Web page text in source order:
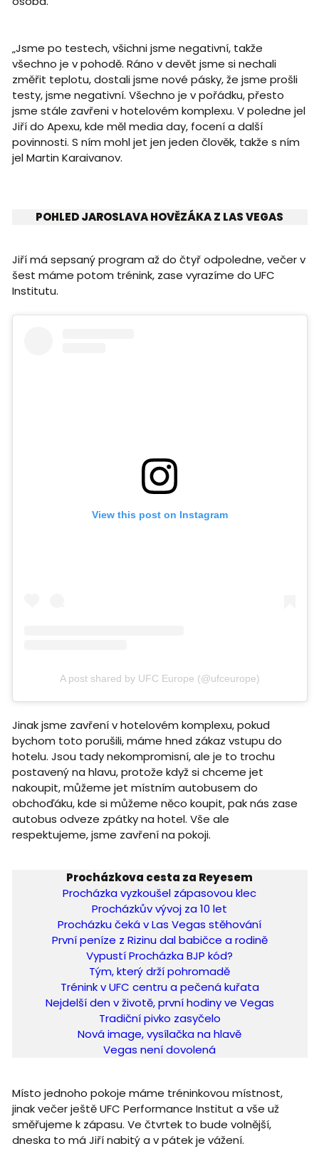
„Jsme po testech, všichni jsme negativní, takže
všechno je v pohodě. Ráno v devět jsme si nechali
změřit teplotu, dostali jsme nové pásky, že jsme prošli
testy, jsme negativní. Všechno je v pořádku, přesto
jsme stále zavřeni v hotelovém komplexu. V poledne jel
Jiří do Apexu, kde měl media day, focení a další
povinnosti. S ním mohl jet jen jeden člověk, takže s ním
jel Martin Karaivanov.
POHLED JAROSLAVA HOVĚZÁKA Z LAS VEGAS
Jiří má sepsaný program až do čtyř odpoledne, večer v
šest máme potom trénink, zase vyrazíme do UFC
Institutu.
View this post on Instagram
A post shared by UFC Europe (@ufceurope)
Jinak jsme zavření v hotelovém komplexu, pokud
bychom toto porušili, máme hned zákaz vstupu do
hotelu. Jsou tady nekompromisní, ale je to trochu
postavený na hlavu, protože když si chceme jet
nakoupit, můžeme jet místním autobusem do
obchoďáku, kde si můžeme něco koupit, pak nás zase
autobus odveze zpátky na hotel. Vše ale
respektujeme, jsme zavření na pokoji.
Procházkova cesta za Reyesem
Procházka vyzkoušel zápasovou klec
Procházkův vývoj za 10 let
Procházku čeká v Las Vegas stěhování
První peníze z Rizinu dal babičce a rodině
Vypustí Procházka BJP kód?
Tým, který drží pohromadě
Trénink v UFC centru a pečená kuřata
Nejdelší den v životě, první hodiny ve Vegas
Tradiční pivko zasyčelo
Nová image, vysílačka na hlavě
Vegas není dovolená
Místo jednoho pokoje máme tréninkovou místnost,
jinak večer ještě UFC Performance Institut a vše už
směřujeme k zápasu. Ve čtvrtek to bude volnější,
dneska to má Jiří nabitý a v pátek je vážení.